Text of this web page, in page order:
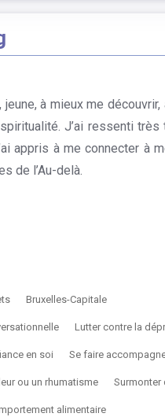
à mieux me
J’ai ressenti
appris à me connecter à
de l’Au-delà.
Bruxelles-Capitale
Lutter contre la
en soi Se faire
ou un rhumatisme
alimentaire